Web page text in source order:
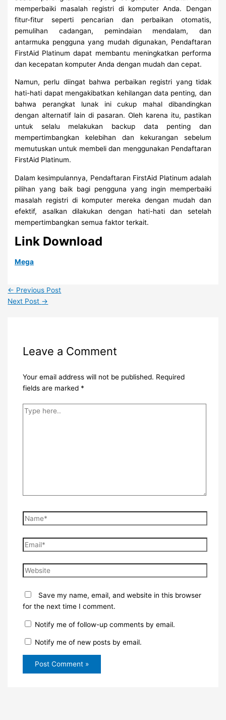
memperbaiki masalah registri di komputer Anda. Dengan
fitur-fitur seperti pencarian dan perbaikan otomatis,
pemulihan cadangan, pemindaian mendalam, dan
antarmuka pengguna yang mudah digunakan, Pendaftaran
FirstAid Platinum dapat membantu meningkatkan performa
dan kecepatan komputer Anda dengan mudah dan cepat.
Namun, perlu diingat bahwa perbaikan registri yang tidak
hati-hati dapat mengakibatkan kehilangan data penting, dan
bahwa perangkat lunak ini cukup mahal dibandingkan
dengan alternatif lain di pasaran. Oleh karena itu, pastikan
untuk selalu melakukan backup data penting dan
mempertimbangkan kelebihan dan kekurangan sebelum
memutuskan untuk membeli dan menggunakan Pendaftaran
FirstAid Platinum.
Dalam kesimpulannya, Pendaftaran FirstAid Platinum adalah
pilihan yang baik bagi pengguna yang ingin memperbaiki
masalah registri di komputer mereka dengan mudah dan
efektif, asalkan dilakukan dengan hati-hati dan setelah
mempertimbangkan semua faktor terkait.
Link Download
Mega
← Previous Post
Next Post →
Leave a Comment
Your email address will not be published. Required
fields are marked *
Type
Name*
Email*
Website
Save my name, email, and website in this browser
for the next time I comment.
Notify me of follow-up comments by email.
Notify me of new posts by email.